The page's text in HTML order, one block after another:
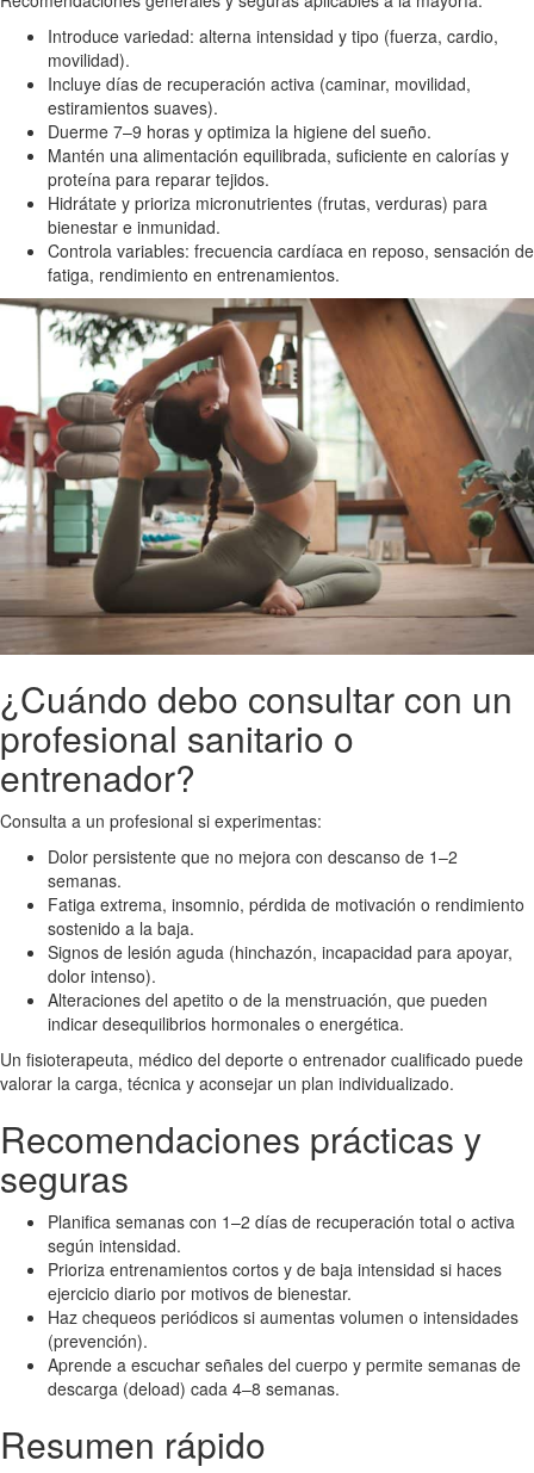
Introduce variedad: alterna intensidad y tipo (fuerza, cardio,
movilidad).
Incluye días de recuperación activa (caminar, movilidad,
estiramientos suaves).
Duerme 7–9 horas y optimiza la higiene del sueño.
Mantén una alimentación equilibrada, suficiente en calorías y
proteína para reparar tejidos.
Hidrátate y prioriza micronutrientes (frutas, verduras) para
bienestar e inmunidad.
Controla variables: frecuencia cardíaca en reposo, sensación de
fatiga, rendimiento en entrenamientos.
¿Cuándo debo consultar con un
profesional sanitario o
entrenador?
Consulta a un profesional si experimentas:
Dolor persistente que no mejora con descanso de 1–2
semanas.
Fatiga extrema, insomnio, pérdida de motivación o rendimiento
sostenido a la baja.
Signos de lesión aguda (hinchazón, incapacidad para apoyar,
dolor intenso).
Alteraciones del apetito o de la menstruación, que pueden
indicar desequilibrios hormonales o energética.
Un fisioterapeuta, médico del deporte o entrenador cualificado puede
valorar la carga, técnica y aconsejar un plan individualizado.
Recomendaciones prácticas y
seguras
Planifica semanas con 1–2 días de recuperación total o activa
según intensidad.
Prioriza entrenamientos cortos y de baja intensidad si haces
ejercicio diario por motivos de bienestar.
Haz chequeos periódicos si aumentas volumen o intensidades
(prevención).
Aprende a escuchar señales del cuerpo y permite semanas de
descarga (deload) cada 4–8 semanas.
Resumen rápido